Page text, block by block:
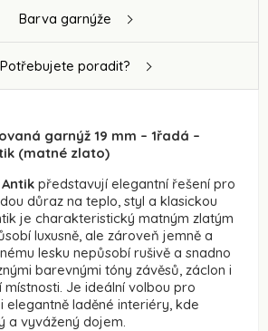
Barva garnýže
Potřebujete poradit?
garnýž 19 mm – 1řadá –
(matné zlato)
Antik představují elegantní řešení pro
důraz na teplo, styl a klasickou
je charakteristický matným zlatým
luxusně, ale zároveň jemně a
lesku nepůsobí rušivě a snadno
barevnými tóny závěsů, záclon i
Je ideální volbou pro
elegantně laděné interiéry, kde
a vyvážený dojem.